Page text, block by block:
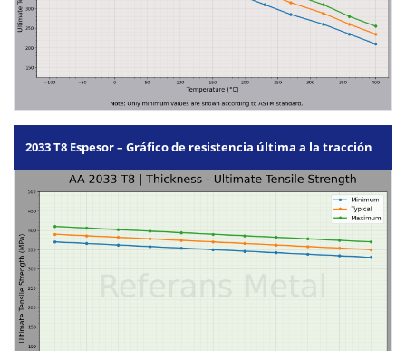
2033 T8 Espesor – Gráfico de resistencia última a la tracción